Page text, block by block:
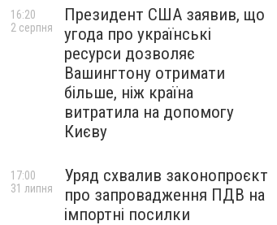
Президент США заявив, що
угода про українські
ресурси дозволяє
Вашингтону отримати
більше, ніж країна
витратила на допомогу
Києву
16:20
2 серпня
Уряд схвалив законопроєкт
про запровадження ПДВ на
імпортні посилки
17:00
31 липня